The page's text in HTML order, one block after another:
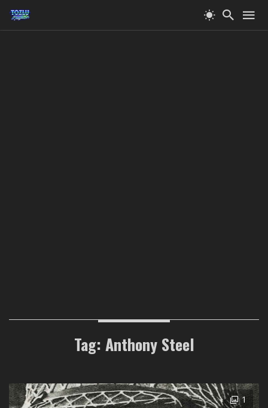
Tag: Anthony Steel
1